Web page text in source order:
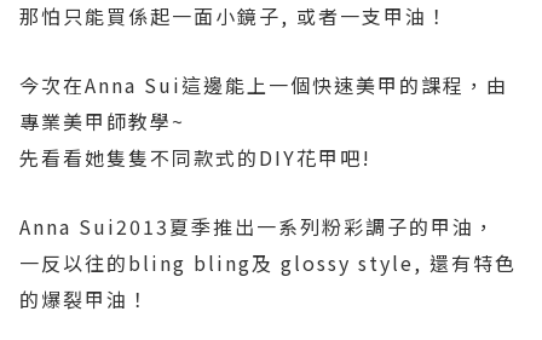
那怕只能買係起一面小鏡子, 或者一支甲油！
今次在Anna Sui這邊能上一個快速美甲的課程，由
專業美甲師教學~
先看看她隻隻不同款式的DIY花甲吧!
Anna Sui2013夏季推出一系列粉彩調子的甲油，
一反以往的bling bling及 glossy style, 還有特色
的爆裂甲油！